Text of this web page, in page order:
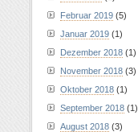
Februar 2019 (5)
Januar 2019 (1)
Dezember 2018 (1)
November 2018 (3)
Oktober 2018 (1)
September 2018 (1)
August 2018 (3)